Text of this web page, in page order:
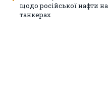
щодо російської нафти на
танкерах